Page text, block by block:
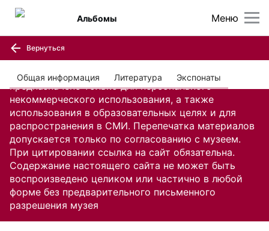
Содержание настоящего сайта, включая все
изображения и текстовую информацию,
предназначено только для персонального
некоммерческого использования, а также
использования в образовательных целях и для
распространения в СМИ. Перепечатка материалов
допускается только по согласованию с музеем.
При цитировании ссылка на сайт обязательна.
Содержание настоящего сайта не может быть
воспроизведено целиком или частично в любой
форме без предварительного письменного
разрешения музея
Меню
Альбомы
Вернуться
Общая информация Литература Экспонаты